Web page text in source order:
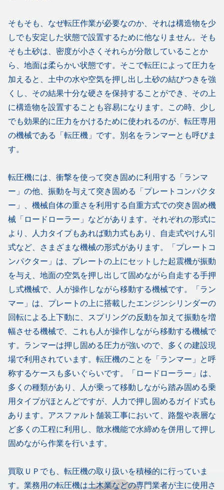
そもそも、なぜ転圧作業が必要なのか、それは構造物を少
しでも安定した状態で設置するために他なりません。そも
そも土砂は、密度が小さくそれらが分散していることか
ら、地面は柔らかい状態です。そこで転圧によって圧力を
加えると、土中の水や空気を押し出し土砂の結びつきを強
くし、その結果十分な硬さを保持することができ、その上
に構造物を設置することも容易になります。この時、少し
でも効果的に圧力をかけるために使われるのが、転圧専用
の機械である「転圧機」です。別名をランマーとも呼びま
す。
転圧機には、衝撃を使って突き固めに利用する「ランマ
ー」の他、振動を与えて突き固める「プレートコンパクタ
ー」、機械自体の重さを利用する自重方式での突き固め機
械「ロードローラー」などがあります。それぞれの形式に
より、人力タイプもあれば動力式もあり、自走式やけん引
式など、さまざまな機械の形式があります。「プレートコ
ンパクター」は、プレートの上にセットした起震機が振動
を与え、地面の空気を押し出して固めながら自走する手押
し式機械で、人が操作しながら移動する機械です。「ラン
マー」は、プレートの上に搭載したエンジンシリンダーの
回転による上下動に、スプリングの反動を加えて振動を増
幅させる機械で、これも人が操作しながら移動する機械で
す。ランマーは押し固める圧力が強いので、多くの建設現
場で利用されています。転圧機のことを「ランマー」と呼
称するケースも多いぐらいです。「ロードローラー」は、
多くの種類があり、人が乗って移動しながら踏み固める乗
用タイプがほとんどですが、人力で押し固めるガイド式も
あります。アスファルト舗装工事において、路盤や表層な
ど多くの工程に利用し、散水機能で水締めを併用して押し
固めながら作業を行います。
買取ＵＰでも、転圧機の取り扱いを積極的に行っていま
す。業務用の転圧機は土木業などの専門業者が主に使用さ